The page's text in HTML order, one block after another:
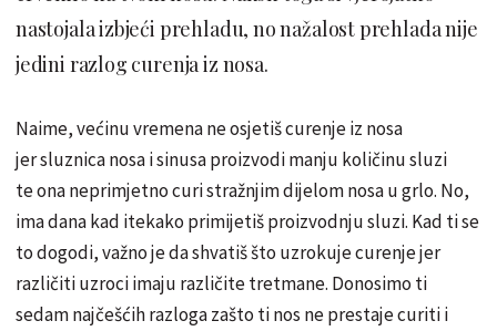
nastojala izbjeći prehladu, no nažalost prehlada nije
jedini razlog curenja iz nosa.
Naime, većinu vremena ne osjetiš curenje iz nosa
jer sluznica nosa i sinusa proizvodi manju količinu sluzi
te ona neprimjetno curi stražnjim dijelom nosa u grlo. No,
ima dana kad itekako primijetiš proizvodnju sluzi. Kad ti se
to dogodi, važno je da shvatiš što uzrokuje curenje jer
različiti uzroci imaju različite tretmane. Donosimo ti
sedam najčešćih razloga zašto ti nos ne prestaje curiti i